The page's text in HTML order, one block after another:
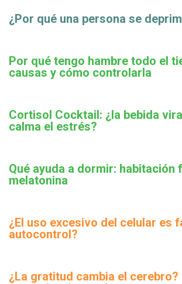
¿Por qué una persona se
Por qué tengo hambre todo el
causas y cómo controlarla
Cortisol Cocktail: ¿la bebida
calma el estrés?
Qué ayuda a dormir: habitación
melatonina
¿El uso excesivo del celular es
autocontrol?
¿La gratitud cambia el cerebro?